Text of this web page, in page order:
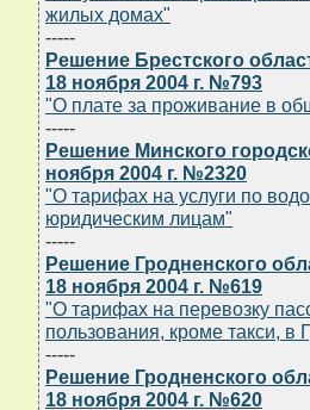
жилых домах"
-----
Решение Брестского
18 ноября 2004 г. №793
"О плате за проживание в
-----
Решение Минского
ноября 2004 г. №2320
"О тарифах на услуги по
юридическим лицам"
-----
Решение Гродненского
18 ноября 2004 г. №619
"О тарифах на перевозку
пользования, кроме такси, в
-----
Решение Гродненского
18 ноября 2004 г. №620